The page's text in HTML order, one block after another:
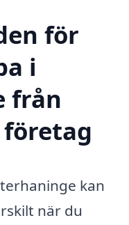
för
i
från
kan
när du